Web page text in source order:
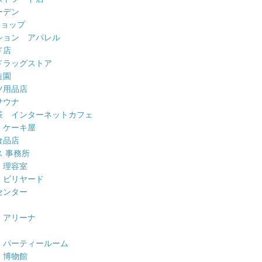
デン
ップ
ョン アパレル
店
ッグストア
用品店
ナ
インターネットカフェ
ーキ屋
品店
事務所
容室
リヤード
ンター
リーナ
ーティールーム
物館